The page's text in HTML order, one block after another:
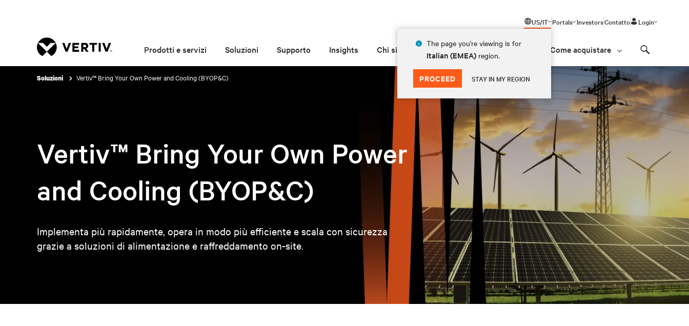
US/IT
The page you're viewing is for
Italian (EMEA) region.
PROCEED STAY IN MY REGION
Portals InvestorsContatto Login
Prodotti e servizi Soluzioni Supporto Insights Chi siamo Come acquistare
Soluzioni Vertiv™ Bring Your Own Power and Cooling (BYOP&C)
Vertiv™ Bring Your Own Power
and Cooling (BYOP&C)
Implementa più rapidamente, opera in modo più efficiente e scala con sicurezza
grazie a soluzioni di alimentazione e raffreddamento on-site.